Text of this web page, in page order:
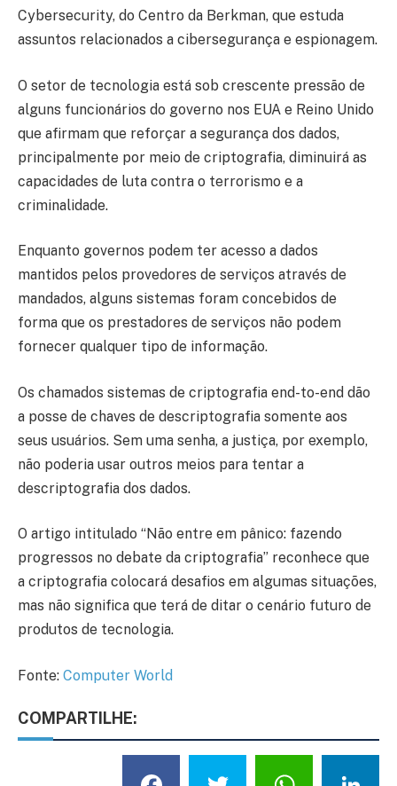
Cybersecurity, do Centro da Berkman, que estuda
assuntos relacionados a cibersegurança e espionagem.
O setor de tecnologia está sob crescente pressão de
alguns funcionários do governo nos EUA e Reino Unido
que afirmam que reforçar a segurança dos dados,
principalmente por meio de criptografia, diminuirá as
capacidades de luta contra o terrorismo e a
criminalidade.
Enquanto governos podem ter acesso a dados
mantidos pelos provedores de serviços através de
mandados, alguns sistemas foram concebidos de
forma que os prestadores de serviços não podem
fornecer qualquer tipo de informação.
Os chamados sistemas de criptografia end-to-end dão
a posse de chaves de descriptografia somente aos
seus usuários. Sem uma senha, a justiça, por exemplo,
não poderia usar outros meios para tentar a
descriptografia dos dados.
O artigo intitulado “Não entre em pânico: fazendo
progressos no debate da criptografia” reconhece que
a criptografia colocará desafios em algumas situações,
mas não significa que terá de ditar o cenário futuro de
produtos de tecnologia.
Fonte: Computer World
COMPARTILHE: